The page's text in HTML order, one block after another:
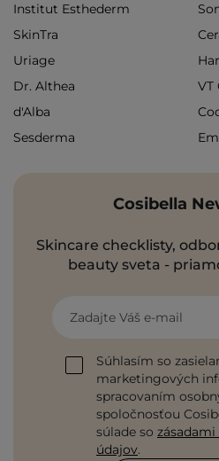
Institut Esthederm
SkinTra
Uriage
Dr. Althea
VT
d'Alba
Sesderma
Cosibella
Skincare checklisty,
beauty sveta -
Zadajte Váš e-mail
Súhlasím so
marketingových
spracovaním
spoločnosťou
súlade so
údajov.